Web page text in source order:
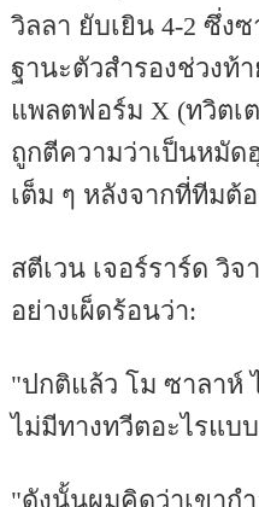
วิลลา ยับเยิน 4-2 ซึ่ง
ฐานะตัวสำรองช่วงท้
แพลตฟอร์ม X (ทวิตเ
ถูกตีความว่าเป็นหมัด
เต็ม ๆ หลังจากที่ทีมต้
สตีเวน เจอร์ราร์ด วิ
อย่างเผ็ดร้อนว่า:
"ปกติแล้ว โม ซาลาห์
ไม่มีทางทวีตอะไรแบ
"ดังนั้นผมคิดว่าเขาก